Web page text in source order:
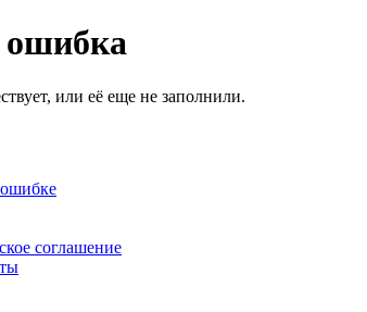
или её еще не заполнили.
соглашение